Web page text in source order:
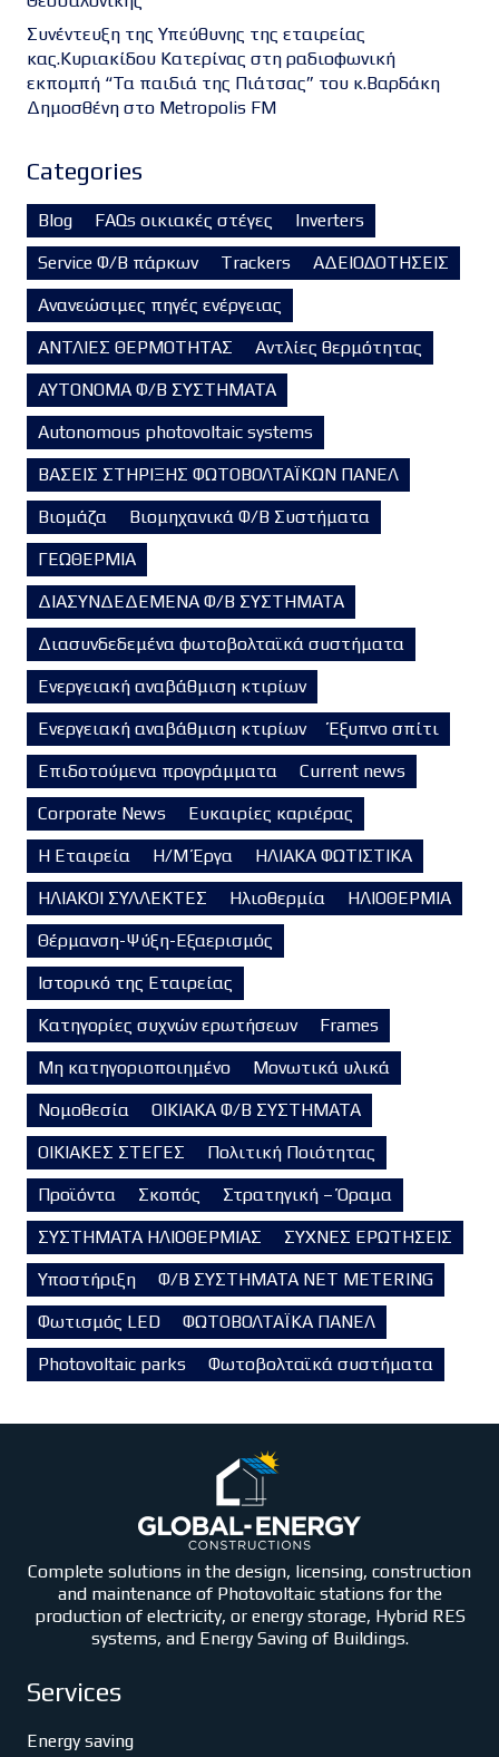
Συνέντευξη της Υπεύθυνης της εταιρείας
κας.Κυριακίδου Κατερίνας στη ραδιοφωνική
εκπομπή “Τα παιδιά της Πιάτσας” του κ.Βαρδάκη
Δημοσθένη στο Metropolis FM
Categories
Blog FAQs οικιακές στέγες
Inverters
Service Φ/Β πάρκων
Trackers
ΑΔΕΙΟΔΟΤΗΣΕΙΣ
Ανανεώσιμες πηγές ενέργειας
ΑΝΤΛΙΕΣ ΘΕΡΜΟΤΗΤΑΣ
Αντλίες θερμότητας
ΑΥΤΟΝΟΜΑ Φ/Β ΣΥΣΤΗΜΑΤΑ
Autonomous photovoltaic systems
ΒΑΣΕΙΣ ΣΤΗΡΙΞΗΣ ΦΩΤΟΒΟΛΤΑΪΚΩΝ ΠΑΝΕΛ
Βιομάζα
Βιομηχανικά Φ/Β Συστήματα
ΓΕΩΘΕΡΜΙΑ
ΔΙΑΣΥΝΔΕΔΕΜΕΝΑ Φ/Β ΣΥΣΤΗΜΑΤΑ
Διασυνδεδεμένα φωτοβολταϊκά συστήματα
Ενεργειακή αναβάθμιση κτιρίων
Ενεργειακή αναβάθμιση κτιρίων
Έξυπνο σπίτι
Επιδοτούμενα προγράμματα
Current news
Corporate News
Ευκαιρίες καριέρας
Η Εταιρεία
Η/Μ Έργα
ΗΛΙΑΚΑ ΦΩΤΙΣΤΙΚΑ
ΗΛΙΑΚΟΙ ΣΥΛΛΕΚΤΕΣ
Ηλιοθερμία
ΗΛΙΟΘΕΡΜΙΑ
Θέρμανση-Ψύξη-Εξαερισμός
Ιστορικό της Εταιρείας
Κατηγορίες συχνών ερωτήσεων
Frames
Μη κατηγοριοποιημένο
Μονωτικά υλικά
Νομοθεσία
ΟΙΚΙΑΚΑ Φ/Β ΣΥΣΤΗΜΑΤΑ
ΟΙΚΙΑΚΕΣ ΣΤΕΓΕΣ
Πολιτική Ποιότητας
Προϊόντα
Σκοπός
Στρατηγική – Όραμα
ΣΥΣΤΗΜΑΤΑ ΗΛΙΟΘΕΡΜΙΑΣ
ΣΥΧΝΕΣ ΕΡΩΤΗΣΕΙΣ
Υποστήριξη
Φ/Β ΣΥΣΤΗΜΑΤΑ NET METERING
Φωτισμός LED
ΦΩΤΟΒΟΛΤΑΪΚΑ ΠΑΝΕΛ
Photovoltaic parks
Φωτοβολταϊκά συστήματα
Complete solutions in the design, licensing, construction
and maintenance of Photovoltaic stations for the
production of electricity, or energy storage, Hybrid RES
systems, and Energy Saving of Buildings.
Services
Energy saving